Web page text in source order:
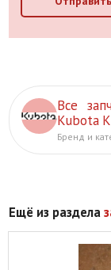
Все
Kubota
Бренд и
Ещё из раздела